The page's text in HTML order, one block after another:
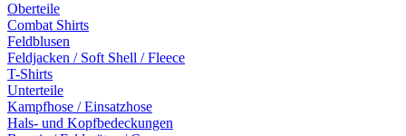
Oberteile
Combat Shirts
Feldblusen
Feldjacken / Soft Shell / Fleece
T-Shirts
Unterteile
Kampfhose / Einsatzhose
Hals- und Kopfbedeckungen